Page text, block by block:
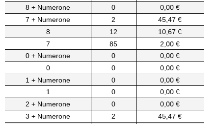
8 + Numerone
0
0,00 €
7 + Numerone
2
45,47 €
8
12
10,67 €
7
85
2,00 €
0 + Numerone
0
0,00 €
0
0
0,00 €
1 + Numerone
0
0,00 €
1
0
0,00 €
2 + Numerone
0
0,00 €
3 + Numerone
2
45,47 €